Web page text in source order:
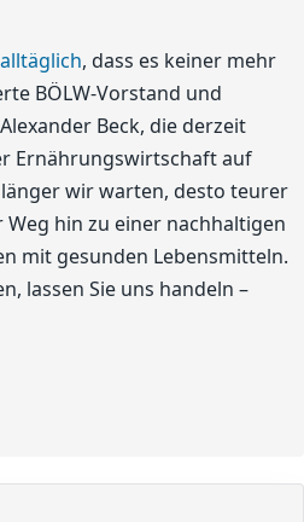
, dass es keiner mehr
BÖLW-Vorstand und
Beck, die derzeit
Ernährungswirtschaft auf
wir warten, desto teurer
hin zu einer nachhaltigen
mit gesunden Lebensmitteln.
lassen Sie uns handeln –